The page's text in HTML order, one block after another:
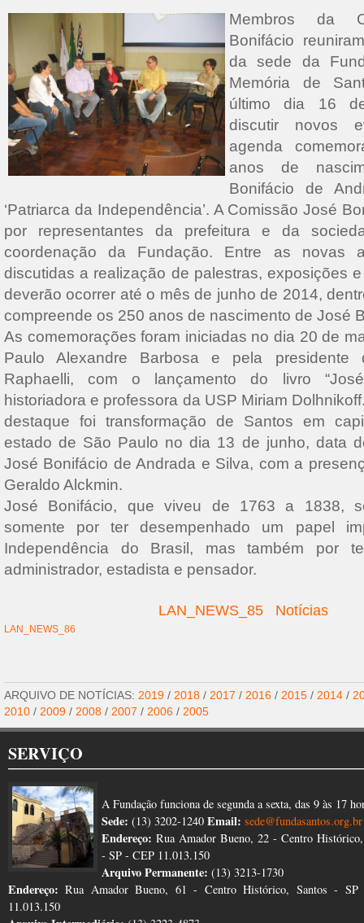
Membros da
Bonifácio
da sede da
Memória de
último dia 16
discutir novos
agenda
anos de
Bonifácio de
‘Patriarca da Independência’. A Comissão José
por representantes da prefeitura e da
coordenação da Fundação. Entre as novas
discutidas a realização de palestras, exposições
deverão ocorrer até o mês de junho de 2014,
compreende os 250 anos de nascimento de José
As comemorações foram iniciadas no dia 20 de
Paulo Alexandre Barbosa e pela presidente
Raphaelli, com o lançamento do livro
historiadora e professora da USP Miriam
destaque foi transformação de Santos em
estado de São Paulo no dia 13 de junho, data
José Bonifácio de Andrada e Silva, com a
Geraldo Alckmin.
José Bonifácio, que viveu de 1763 a 1838,
somente por ter desempenhado um papel
Independência do Brasil, mas também por
administrador, estadista e pensador.
LAN_NEWS_85 Notícias
LAN_NEWS_86
ARQUIVO DE NOTÍCIAS: 2019 / 2018 / 2017 / 2016 / 2015 / 2014 /
2010 / 2009 / 2008 / 2007 / 2006 / 2005
SERVIÇO
A Fundação funciona de segunda a sexta, das 9 às 17
Sede: (13) 3202-1240 Email: sede@fundasantos.org.br
Endereço: Rua Amador Bueno, 22 - Centro
- SP - CEP 11.013.150
Arquivo Permanente: (13) 3213-1730
Endereço: Rua Amador Bueno, 61 - Centro Histórico, Santos -
11.013.150